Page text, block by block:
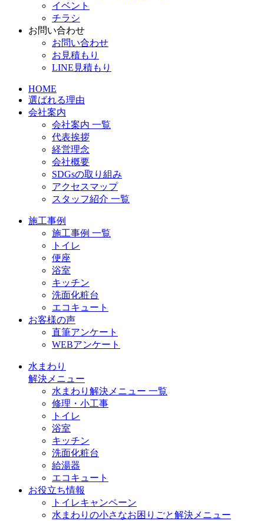
イベント
チラシ
お問い合わせ
お問い合わせ
お見積もり
LINE見積もり
HOME
選ばれる理由
会社案内
会社案内 一覧
代表挨拶
経営理念
会社概要
SDGsの取り組み
アクセスマップ
スタッフ紹介 一覧
施工事例
施工事例 一覧
トイレ
便座
浴室
キッチン
洗面化粧台
エコキュート
お客様の声
直筆アンケート
WEBアンケート
水まわり
解決メニュー
水まわり解決メニュー 一覧
修理・小工事
トイレ
浴室
キッチン
洗面化粧台
給湯器
エコキュート
お役立ち情報
トイレキャンペーン
水まわりの小さなお困りごと解決メニュー